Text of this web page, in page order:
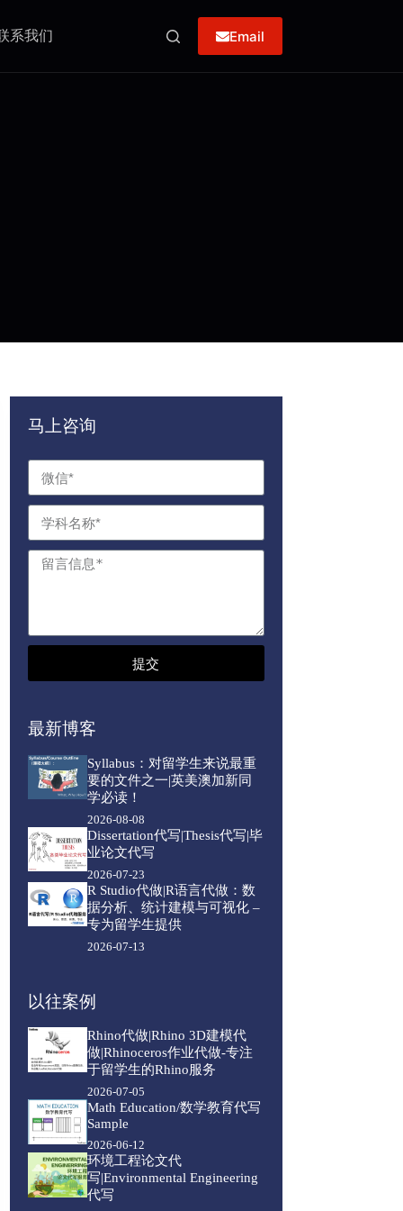
系我们 Email
马上咨询
提交
最新博客
Syllabus：对留学生来说最重
要的文件之一|英美澳加新同
学必读！
2026-08-08
Dissertation代写|Thesis代写|毕
业论文代写
2026-07-23
R Studio代做|R语言代做：数
据分析、统计建模与可视化 –
专为留学生提供
2026-07-13
以往案例
Rhino代做|Rhino 3D建模代
做|Rhinoceros作业代做-专注
于留学生的Rhino服务
2026-07-05
Math Education/数学教育代写
Sample
2026-06-12
环境工程论文代
写|Environmental Engineering
代写